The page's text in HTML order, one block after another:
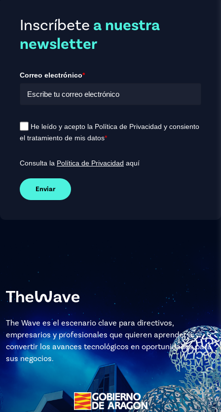
Inscríbete a nuestra
newsletter
Correo electrónico*
He leído y acepto la Política de Privacidad y consiento
el tratamiento de mis datos*
Consulta la Política de Privacidad aquí
Enviar
The Wave es el escenario clave para directivos,
empresarios y profesionales que quieren aprender a
convertir los avances tecnológicos en oportunidades para
sus negocios.